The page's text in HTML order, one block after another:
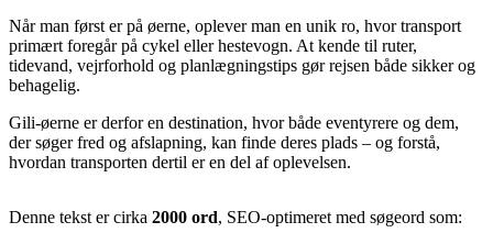
Når man først er på øerne, oplever man en unik ro, hvor transport
primært foregår på cykel eller hestevogn. At kende til ruter,
tidevand, vejrforhold og planlægningstips gør rejsen både sikker og
behagelig.
Gili-øerne er derfor en destination, hvor både eventyrere og dem,
der søger fred og afslapning, kan finde deres plads – og forstå,
hvordan transporten dertil er en del af oplevelsen.
Denne tekst er cirka 2000 ord, SEO-optimeret med søgeord som: